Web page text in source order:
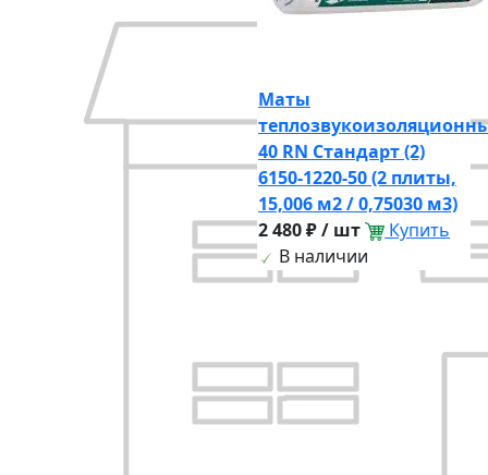
Маты
40 RN Стандарт (2)
6150-1220-50 (2 плиты,
15,006 м2 / 0,75030 м3)
2 480 ₽ / шт
Купить
В наличии